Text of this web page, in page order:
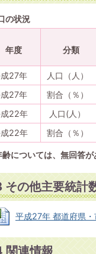
の状況
年度 分類
27年
人口（人）
27年
割合（％）
22年
人口(人）
22年
割合（％）
齢については、無回答
その他主要統計
平成27年 都道府県
関連情報